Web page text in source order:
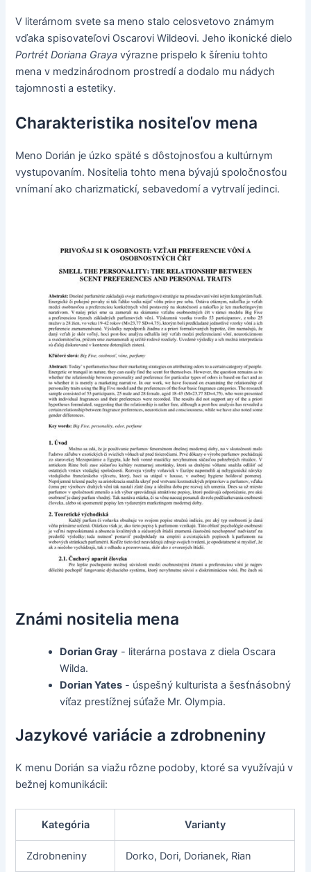
V literárnom svete sa meno stalo celosvetovo známym
vďaka spisovateľovi Oscarovi Wildeovi. Jeho ikonické dielo
Portrét Doriana Graya výrazne prispelo k šíreniu tohto
mena v medzinárodnom prostredí a dodalo mu nádych
tajomnosti a estetiky.
Charakteristika nositeľov mena
Meno Dorián je úzko späté s dôstojnosťou a kultúrnym
vystupovaním. Nositelia tohto mena bývajú spoločnosťou
vnímaní ako charizmatickí, sebavedomí a vytrvalí jedinci.
Známi nositelia mena
Dorian Gray - literárna postava z diela Oscara
Wilda.
Dorian Yates - úspešný kulturista a šesťnásobný
víťaz prestížnej súťaže Mr. Olympia.
Jazykové variácie a zdrobneniny
K menu Dorián sa viažu rôzne podoby, ktoré sa využívajú v
bežnej komunikácii:
Kategória Varianty
Zdrobneniny Dorko, Dori, Dorianek, Rian